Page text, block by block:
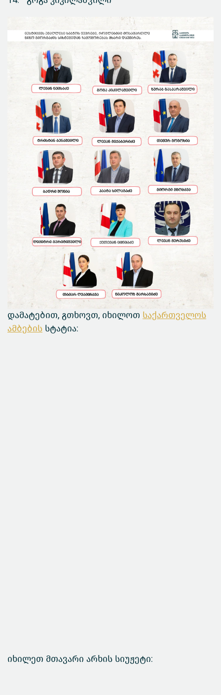
დამატებით, გთხოვთ, იხილოთ საქართველოს
ამბების სტატია:
იხილეთ მთავარი არხის სიუჟეტი: